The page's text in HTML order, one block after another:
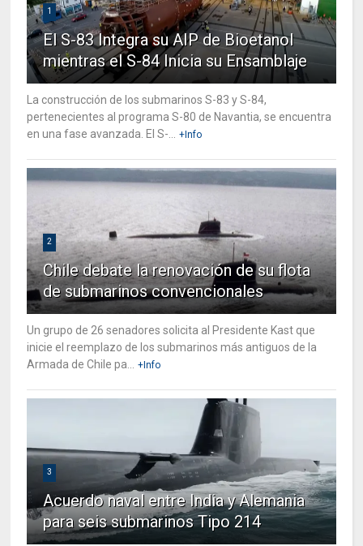
1
El S-83 Integra su AIP de Bioetanol
mientras el S-84 Inicia su Ensamblaje
La construcción de los submarinos S-83 y S-84,
pertenecientes al programa S-80 de Navantia, se encuentra
en una fase avanzada. El S-...
+Info
2
Chile debate la renovación de su flota
de submarinos convencionales
Un grupo de 26 senadores solicita al Presidente Kast que
inicie el reemplazo de los submarinos más antiguos de la
Armada de Chile pa...
+Info
3
Acuerdo naval entre India y Alemania
para seis submarinos Tipo 214